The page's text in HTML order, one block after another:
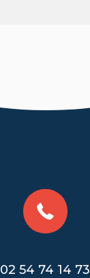
02 54 74 14 73